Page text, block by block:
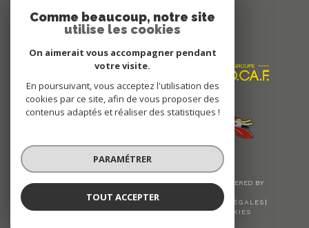
Nous
© 2026 | TOUS DROITS RÉSERVÉS | TRADUCTION POWERED BY
GOOGLE |
NOS HONORAIRES
PLAN DU SITE
MENTIONS LÉGALES
ADMIN
NOS LIENS POLITIQUE RGPD COOKIES
Comme beaucoup, notre site
utilise les cookies
On aimerait vous accompagner pendant
votre visite.
En poursuivant, vous acceptez l'utilisation des
cookies par ce site, afin de vous proposer des
contenus adaptés et réaliser des statistiques !
PARAMÉTRER
TOUT ACCEPTER